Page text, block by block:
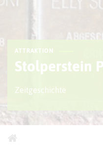
ATTRAKTION
Stolperstein
Zeitgeschichte